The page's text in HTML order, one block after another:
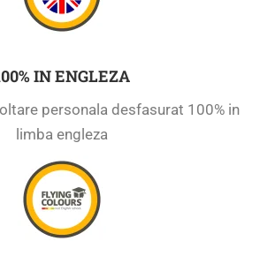
IN ENGLEZA
personala desfasurat 100% in
limba engleza